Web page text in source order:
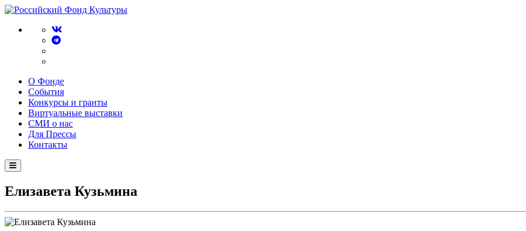
О Фонде
События
Конкурсы и гранты
Виртуальные выставки
СМИ о нас
Для Прессы
Контакты
Елизавета Кузьмина